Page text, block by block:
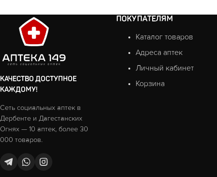
КАЧЕСТВО ДОСТУПНОЕ
КАЖДОМУ!
Сеть социальных аптек в
Дербенте и Дагестанских
Огнях — 10 аптек, более 30
000 товаров.
ПОКУПАТЕЛЯМ
Каталог товаров
Адреса аптек
Личный кабинет
Корзина